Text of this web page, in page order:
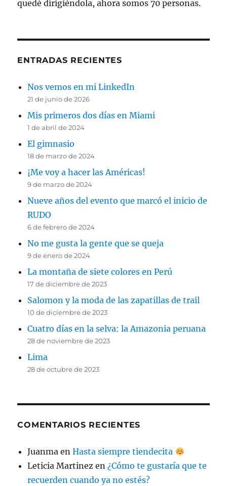
quedé dirigiéndola, ahora somos 70 personas.
ENTRADAS RECIENTES
Nos vemos en mi LinkedIn
21 de junio de 2026
Mis primeros dos días en Miami
1 de abril de 2024
El gimnasio
18 de marzo de 2024
¡Me voy a hacer las Américas!
9 de marzo de 2024
Nueve años del evento que marcó el inicio de
RUDO
6 de febrero de 2024
No me gusta la gente que se queja
9 de enero de 2024
La montaña de siete colores en Perú
17 de diciembre de 2023
Salomon y la moda de las zapatillas de trail
10 de diciembre de 2023
Cuatro días en la selva: la Amazonia peruana
28 de noviembre de 2023
Lima
28 de octubre de 2023
COMENTARIOS RECIENTES
Juanma enHasta siempre tiendecita
Leticia Martinez en¿Cómo te gustaría que te
recuerden cuando ya no estés?